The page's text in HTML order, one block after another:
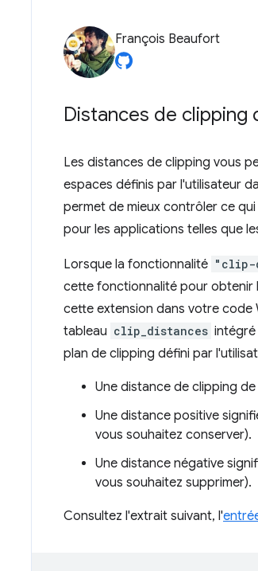
François Beaufort
Distances de clipping
Les distances de clipping vous
espaces définis par l'utilisateur
permet de mieux contrôler ce
pour les applications telles que
Lorsque la fonctionnalité "clip-
cette fonctionnalité pour obtenir
cette extension dans votre code
tableau clip_distances
plan de clipping défini par
Une distance de clipping
Une distance positive
vous souhaitez conserver).
Une distance négative
vous souhaitez supprimer).
Consultez l'extrait suivant, l'